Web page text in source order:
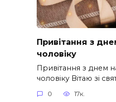
Привітання з
чоловіку
Привітання з днем
чоловіку Вітаю зі
0 17к.